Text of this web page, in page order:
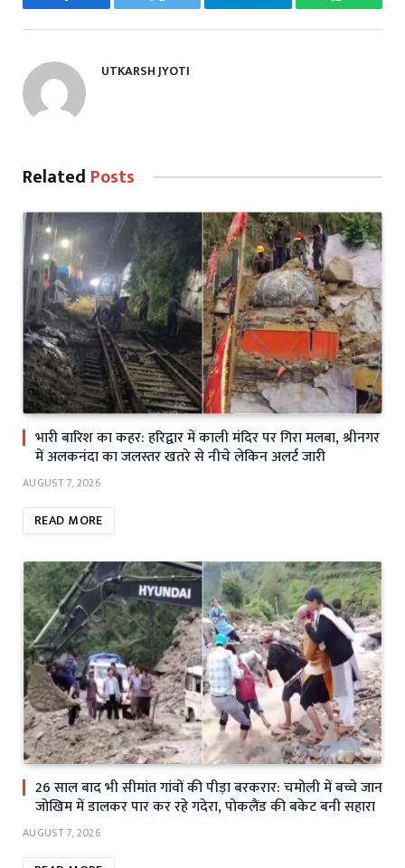
Facebook Twitter Telegram
UTKARSH JYOTI
Related Posts
भारी बारिश का कहर: हरिद्वार में काली मंदिर पर गिरा मलबा, श्रीनगर
में अलकनंदा का जलस्तर खतरे से नीचे लेकिन अलर्ट जारी
AUGUST 7, 2026
READ MORE
26 साल बाद भी सीमांत गांवों की पीड़ा बरकरार: चमोली में बच्चे जान
जोखिम में डालकर पार कर रहे गदेरा, पोकलैंड की बकेट बनी सहारा
AUGUST 7, 2026